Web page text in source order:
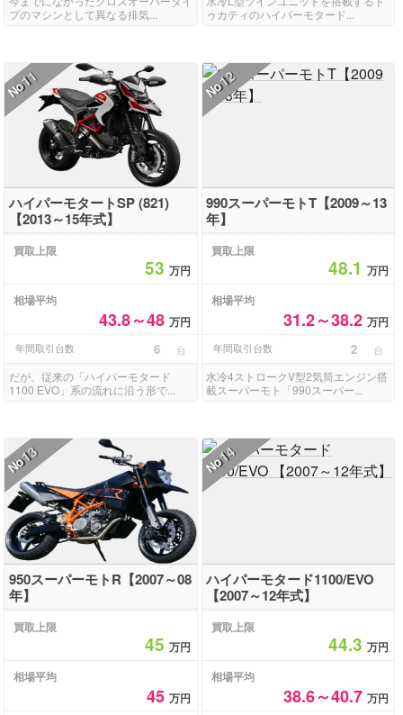
プのマシンとして異なる排気...
ゥカティのハイパーモタード...
No
11
ハイパーモタートSP (821)
【2013～15年式】
買取上限
53万円
相場平均
43.8～48万円
年間取引台数 6 台
だが、従来の「ハイパーモタード
1100 EVO」系の流れに沿う形で...
No
12
990スーパーモトT【2009～13
年】
買取上限
48.1 万円
相場平均
31.2～38.2 万円
年間取引台数 2 台
水冷4ストロークV型2気筒エンジン搭
載スーパーモト「990スーパー...
No
13
950スーパーモトR【2007～08
年】
買取上限
45万円
相場平均
45万円
No
14
ハイパーモタード1100/EVO
【2007～12年式】
買取上限
44.3 万円
相場平均
38.6～40.7 万円